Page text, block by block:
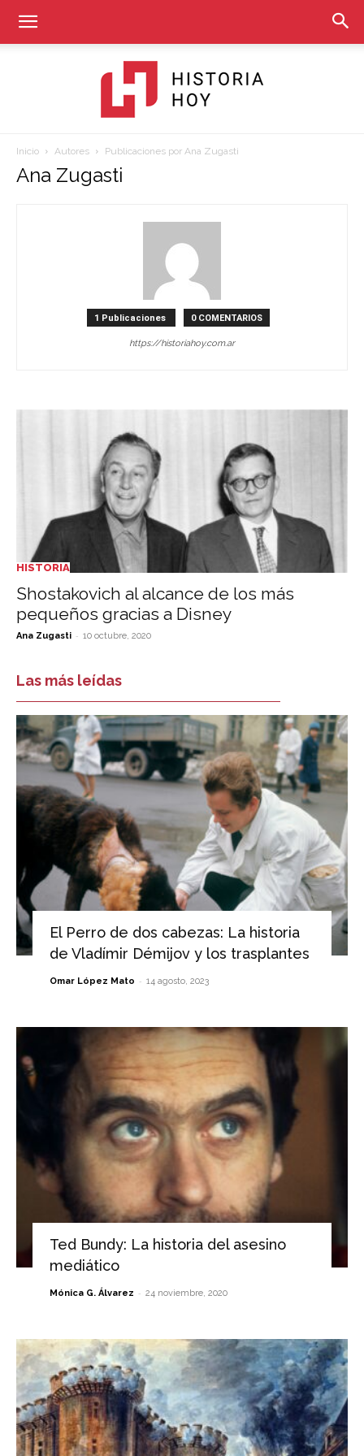
Historia
Inicio Autores Publicaciones por Ana Zugasti
Ana Zugasti
1 Publicaciones 0 COMENTARIOS
https://historiahoy.com.ar
HISTORIA
Shostakovich al alcance de los más
pequeños gracias a Disney
Ana Zugasti - 10 octubre, 2020
Las más leídas
El Perro de dos cabezas: La historia
de Vladímir Démijov y los trasplantes
Omar López Mato - 14 agosto, 2023
Ted Bundy: La historia del asesino
mediático
Mónica G. Álvarez - 24 noviembre, 2020